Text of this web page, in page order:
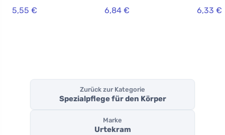
5,55 € 6,84 € 6,33 €
Zurück zur Kategorie
Spezialpflege für den Körper
Marke
Urtekram